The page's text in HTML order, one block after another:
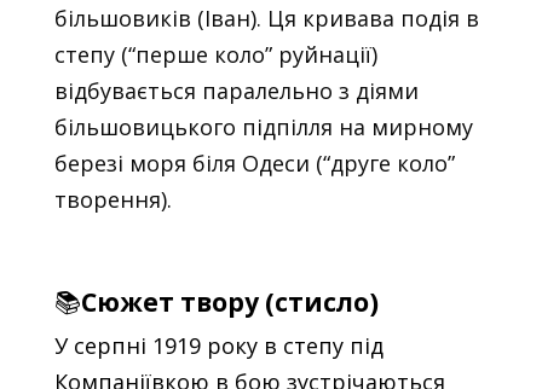
більшовиків (Іван). Ця кривава подія в
степу (“перше коло” руйнації)
відбувається паралельно з діями
більшовицького підпілля на мирному
березі моря біля Одеси (“друге коло”
творення).
📚Сюжет твору (стисло)
У серпні 1919 року в степу під
Компаніївкою в бою зустрічаються